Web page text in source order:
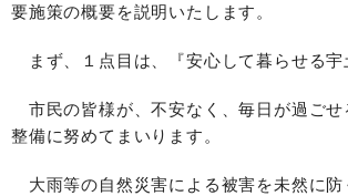
要施策の概要を説明いたします。
まず、１点目は、『安心して暮らせる宇
市民の皆様が、不安なく、毎日が過ごせ
整備に努めてまいります。
大雨等の自然災害による被害を未然に防